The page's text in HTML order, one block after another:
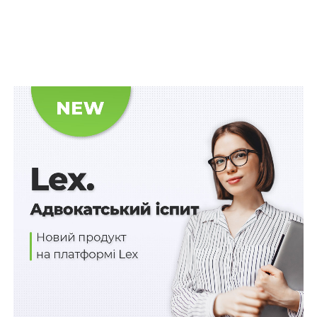
спосіб запобігання корупції
У касаційній скарзі прокурор зазначав, що у діях
начальниці наявні усі ознаки інкримінованого їй
Верховний Суд вказав, що з матеріалів провадження
вбачається, що між постачальником та Управлінням,
яке очолювала виправдана, існували цивільно-
правові відносини, а саме договір, предметом якого
було постачання твердого палива (торфобрикету) у
Судами було констатовано і не заперечувалось самим
постачальником той факт, що він неналежно